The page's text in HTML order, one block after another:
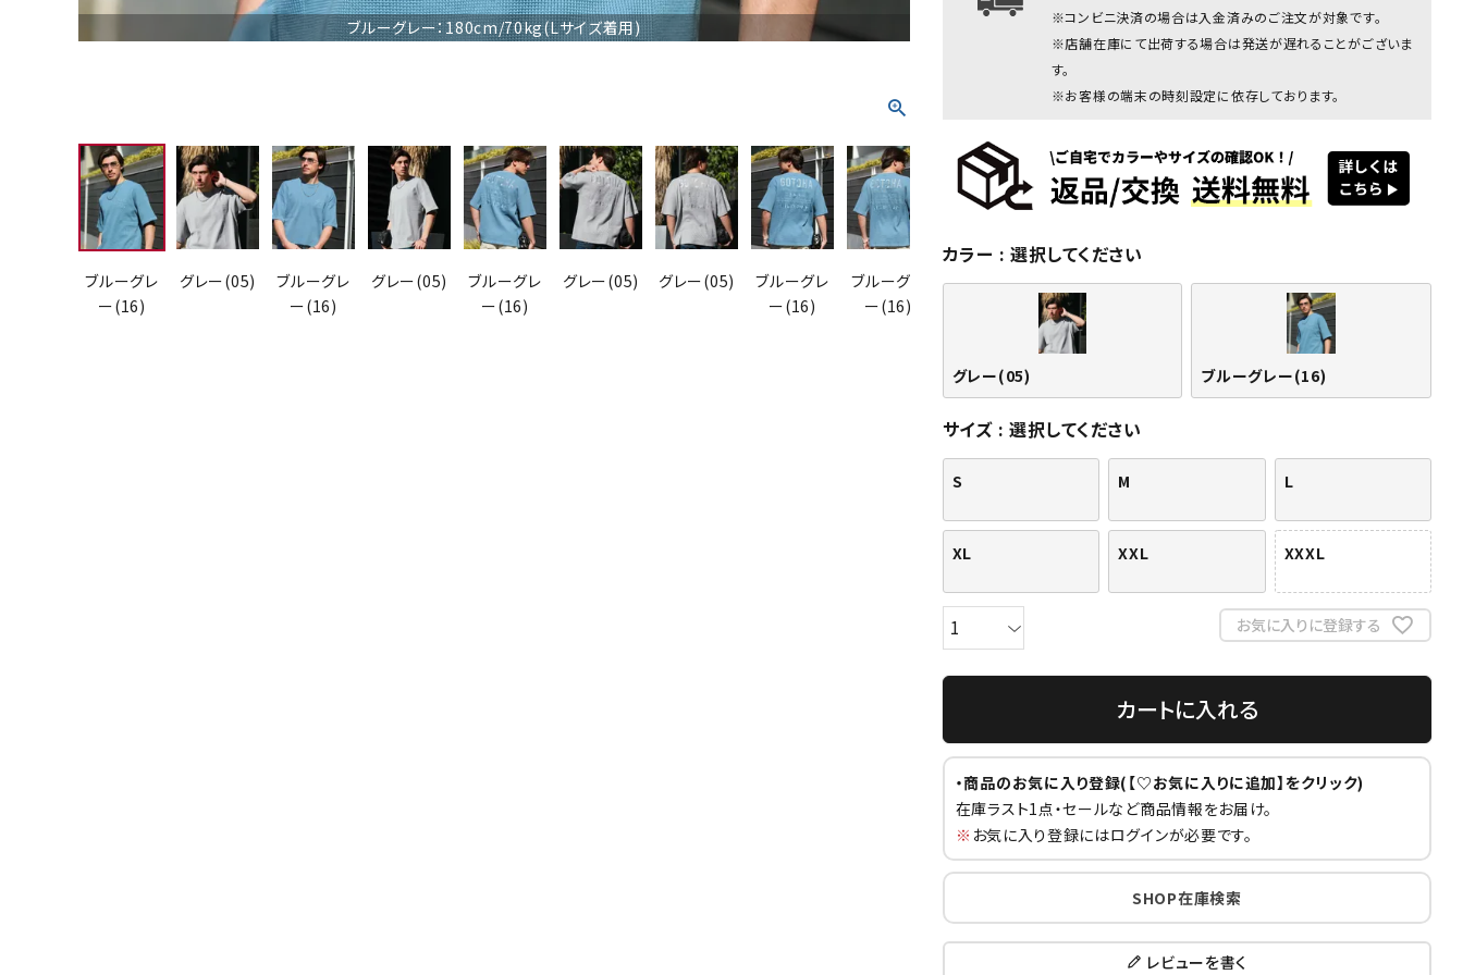
ブルーグレー：180cm/70kg(Lサイズ着用) グレー：180cm/70kg(Lサイズ
ブルーグレ
ー(16)
グレー(05)
ブルーグレ
ー(16)
グレー(05)
ブルーグレ
ー(16)
グレー(05) グレー(05)
ブルーグレ
ー(16)
ブルーグレ
ー(16)
グレー(05) グレー(05) グレー(05)
ブルーグレ
ー(16)
ブルーグレ
ブル
※コンビニ決済の場合は入金済みのご注文が対象です。
※店舗在庫にて出荷する場合は発送が遅れることがございま
す。
※お客様の端末の時刻設定に依存しております。
カラー 選択してください
グレー(05) ブルーグレー(16)
サイズ 選択してください
S M L
XL XXL XXXL
お気に入りに登録する
カートに入れる
・商品のお気に入り登録(【♡お気に入りに追加】をクリック)
在庫ラスト1点・セールなど商品情報をお届け。
※ お気に入り登録にはログインが必要です。
SHOP在庫検索
レビューを書く